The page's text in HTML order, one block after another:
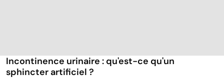
Incontinence urinaire : qu'est-ce qu'un
sphincter artificiel ?